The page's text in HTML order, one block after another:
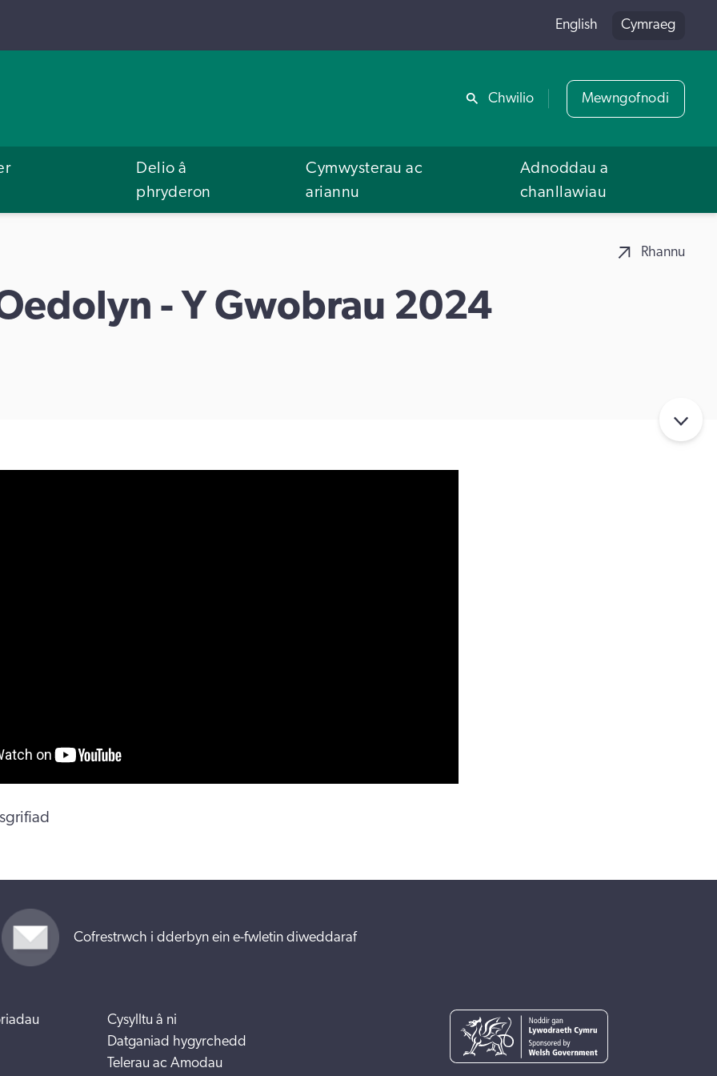
Rhannu
English Cymraeg
Chwilio Mewngofnodi
Delio â
phryderon
Cymwysterau ac
ariannu
Adnoddau a
chanllawiau
Rhannu
- Y Gwobrau 2024
Cofrestrwch i dderbyn ein e-fwletin diweddaraf
Cysylltu â ni
Datganiad hygyrchedd
Telerau ac Amodau